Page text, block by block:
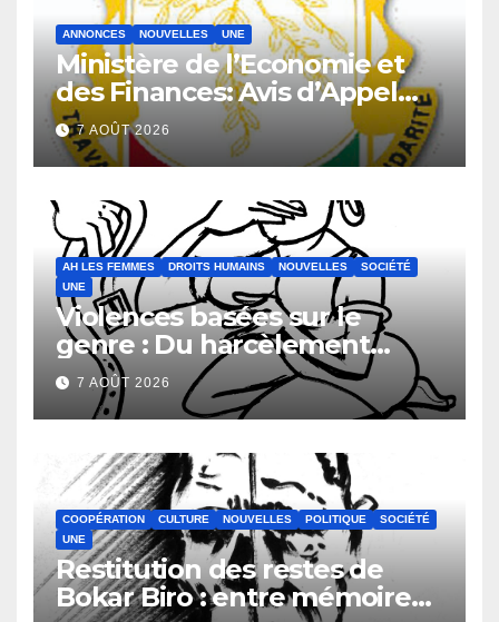
ANNONCES NOUVELLES UNE
Ministère de l’Economie et
des Finances: Avis d’Appel
d’Offres pour l’Achat de
matériels informatiques en
faveur de la Direction
Générale du Budget
7 AOÛT 2026
AH LES FEMMES DROITS HUMAINS NOUVELLES
SOCIÉTÉ
UNE
Violences basées sur le
genre : Du harcèlement
sexuel
7 AOÛT 2026
COOPÉRATION CULTURE NOUVELLES POLITIQUE
SOCIÉTÉ
UNE
Restitution des restes de
Bokar Biro : entre mémoire